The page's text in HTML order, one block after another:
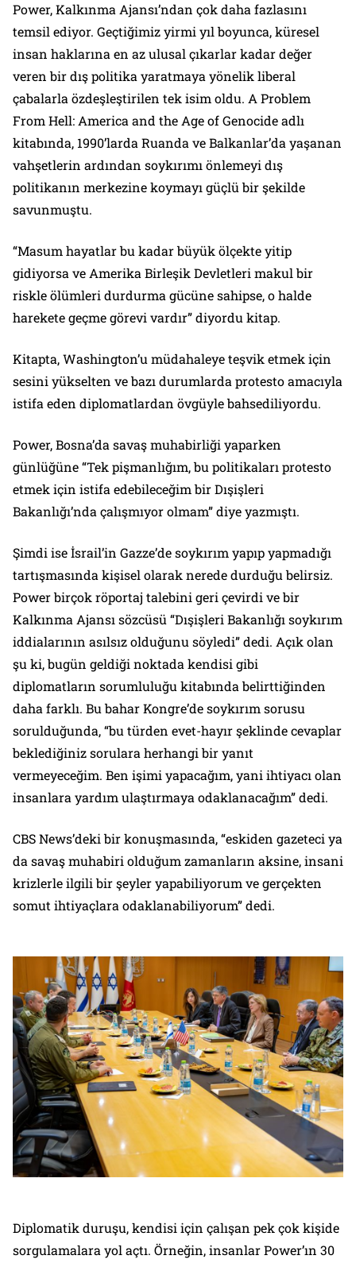
Power, Kalkınma Ajansı’ndan çok daha fazlasını
temsil ediyor. Geçtiğimiz yirmi yıl boyunca, küresel
insan haklarına en az ulusal çıkarlar kadar değer
veren bir dış politika yaratmaya yönelik liberal
çabalarla özdeşleştirilen tek isim oldu. A Problem
From Hell: America and the Age of Genocideadlı
kitabında, 1990’larda Ruanda ve Balkanlar’da yaşanan
vahşetlerin ardından soykırımı önlemeyi dış
politikanın merkezine koymayı güçlü bir şekilde
savunmuştu.
“Masum hayatlar bu kadar büyük ölçekte yitip
gidiyorsa ve Amerika Birleşik Devletleri makul bir
riskle ölümleri durdurma gücüne sahipse, o halde
harekete geçme görevi vardır” diyordu kitap.
Kitapta, Washington’u müdahaleye teşvik etmek için
sesini yükselten ve bazı durumlarda protesto amacıyla
istifa eden diplomatlardan övgüyle bahsediliyordu.
Power, Bosna’da savaş muhabirliği yaparken
günlüğüne “Tek pişmanlığım, bu politikaları protesto
etmek için istifa edebileceğim bir Dışişleri
Bakanlığı’nda çalışmıyor olmam” diye yazmıştı.
Şimdi ise İsrail’in Gazze’de soykırım yapıp yapmadığı
tartışmasında kişisel olarak nerede durduğu belirsiz.
Power birçok röportaj talebini geri çevirdi ve bir
Kalkınma Ajansı sözcüsü “Dışişleri Bakanlığı soykırım
iddialarının asılsız olduğunu söyledi” dedi. Açık olan
şu ki, bugün geldiği noktada kendisi gibi
diplomatların sorumluluğu kitabında belirttiğinden
daha farklı. Bu bahar Kongre’de soykırım sorusu
sorulduğunda, “bu türden evet-hayır şeklinde cevaplar
beklediğiniz sorulara herhangi bir yanıt
vermeyeceğim. Ben işimi yapacağım, yani ihtiyacı olan
insanlara yardım ulaştırmaya odaklanacağım” dedi.
CBS News’deki bir konuşmasında, “eskiden gazeteci ya
da savaş muhabiri olduğum zamanların aksine, insani
krizlerle ilgili bir şeyler yapabiliyorum ve gerçekten
somut ihtiyaçlara odaklanabiliyorum” dedi.
Diplomatik duruşu, kendisi için çalışan pek çok kişide
sorgulamalara yol açtı. Örneğin, insanlar Power’ın 30